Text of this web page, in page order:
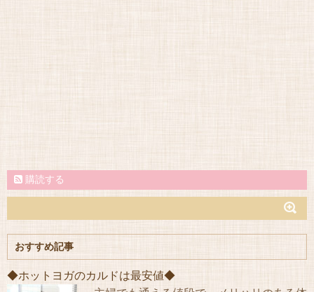
購読する
おすすめ記事
◆ホットヨガのカルドは最安値◆